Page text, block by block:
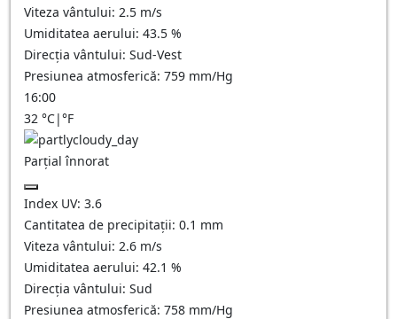
Viteza vântului: 2.5 m/s
Umiditatea aerului: 43.5 %
Direcția vântului: Sud-Vest
Presiunea atmosferică: 759 mm/Hg
16:00
32 °C|°F
Parțial înnorat
Index UV: 3.6
Cantitatea de precipitații: 0.1 mm
Viteza vântului: 2.6 m/s
Umiditatea aerului: 42.1 %
Direcția vântului: Sud
Presiunea atmosferică: 758 mm/Hg